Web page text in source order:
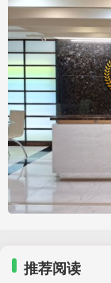
推荐阅读